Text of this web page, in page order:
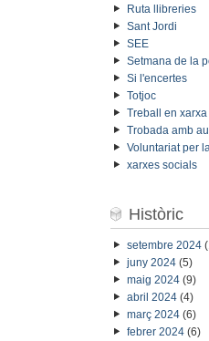
Ruta llibreries
Sant Jordi
SEE
Setmana de la
Si l'encertes
Totjoc
Treball en xarxa
Trobada amb
Voluntariat per
xarxes socials
Històric
setembre 2024
juny 2024(5)
maig 2024(9)
abril 2024(4)
març 2024(6)
febrer 2024(6)